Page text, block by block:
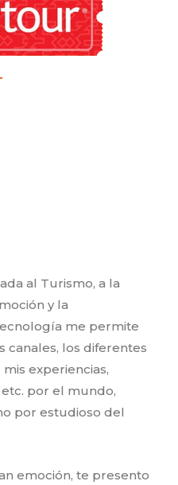
al Turismo, a la
y la
me permite
canales, los diferentes
experiencias,
por el mundo,
por estudioso del
emoción, te presento